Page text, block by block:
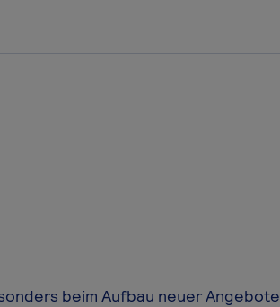
beim Aufbau neuer Angebote